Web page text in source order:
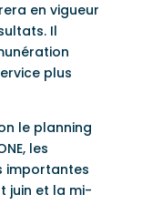
en vigueur
Il
plus
le planning
les
importantes
juin et la mi-